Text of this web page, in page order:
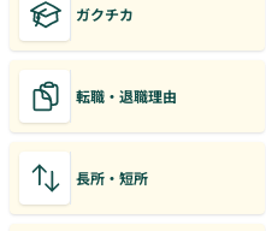
ガクチカ
転職・退職理由
長所・短所